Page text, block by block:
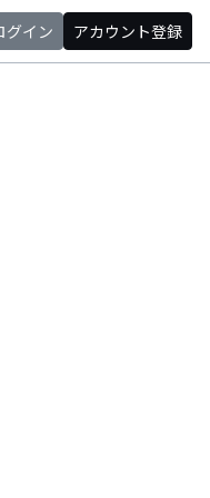
グイン アカウント登録